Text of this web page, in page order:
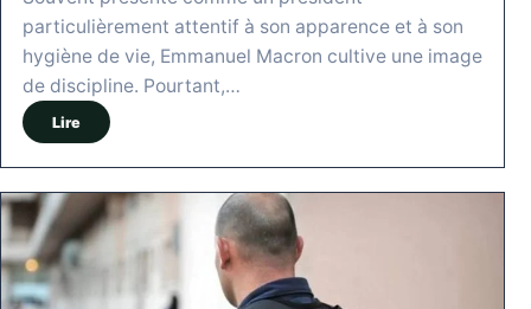
particulièrement attentif à son apparence et à son
hygiène de vie, Emmanuel Macron cultive une image
de discipline. Pourtant,…
Lire